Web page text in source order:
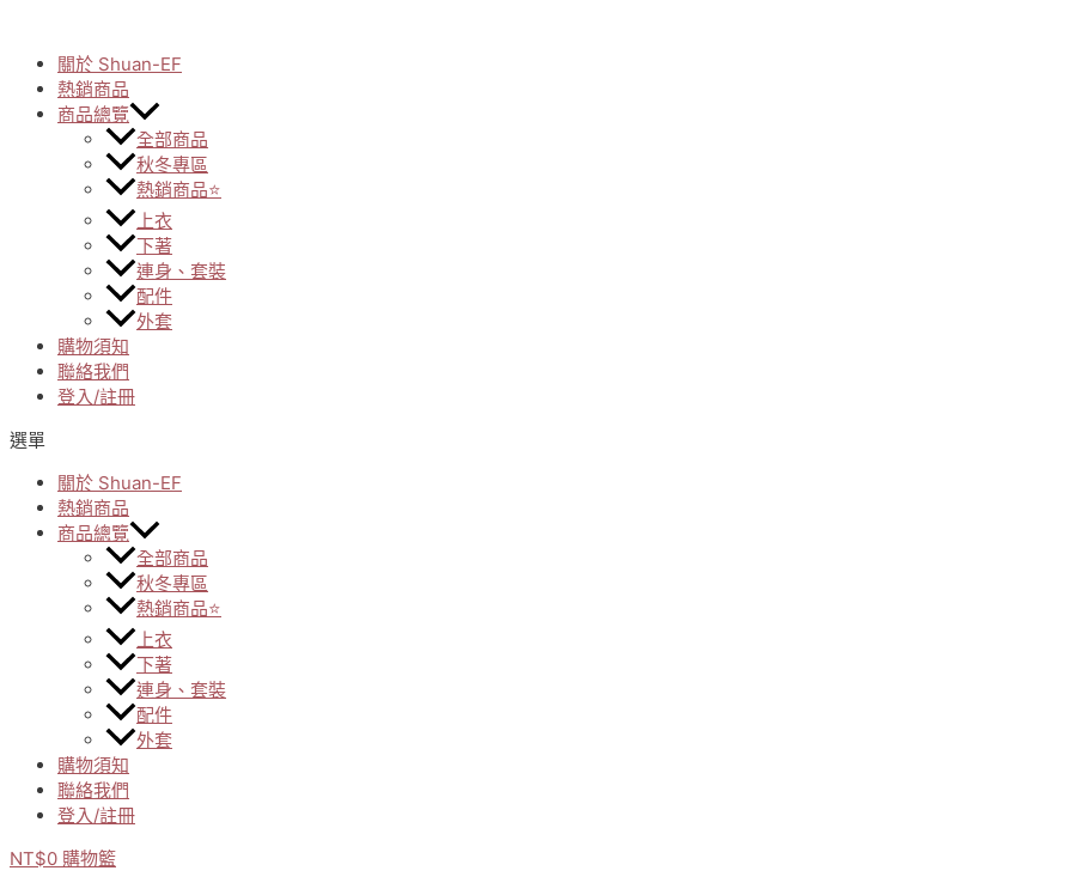
content關於 Shuan-EF
熱銷商品
商品總覽
全部商品
秋冬專區
熱銷商品⭐
上衣
下著
連身、套裝
配件
外套
購物須知
聯絡我們
登入/註冊
選單
關於 Shuan-EF
熱銷商品
商品總覽
全部商品
秋冬專區
熱銷商品⭐
上衣
下著
連身、套裝
配件
外套
購物須知
聯絡我們
登入/註冊
NT$0 購物籃